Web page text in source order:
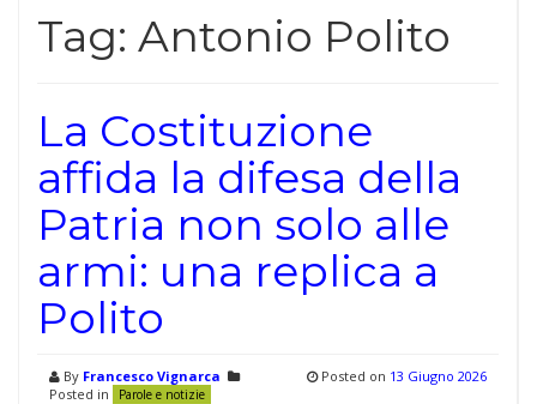
Tag: Antonio Polito
La Costituzione
affida la difesa della
Patria non solo alle
armi: una replica a
Polito
By Francesco Vignarca
Posted in
Parole e notizie
Posted on 13 Giugno 2026